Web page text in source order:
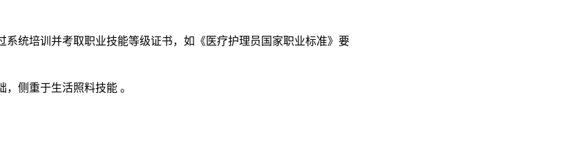
统培训并考取职业技能等级证书，如《医疗护理员国家职业标准》要
侧重于生活照料技能 。